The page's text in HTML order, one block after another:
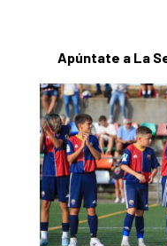
Apúntate a La